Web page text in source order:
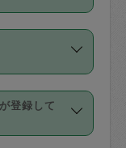
払にはご利
いませ
、依頼料
となりま
ルは有償
上のキャ
期の場合
（1200
詳細」に
れも１回あ
、料理、
よってで
で、依頼
登録して